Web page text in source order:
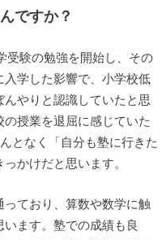
ですか？
受験の勉強を開始し、その
入学した影響で、小学校低
やりと認識していたと思
授業を退屈に感じていた
となく「自分も塾に行きた
かけだと思います。
ており、算数や数学に触
ます。塾での成績も良